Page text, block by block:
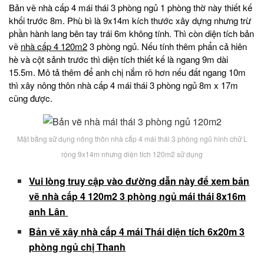
Bản vẽ nhà cấp 4 mái thái 3 phòng ngủ 1 phòng thờ này thiết kế
khối trước 8m. Phù bì là 9x14m kích thước xây dựng nhưng trừ
phần hành lang bên tay trái 6m không tính. Thì còn diện tích bản
vẽ nhà cấp 4 120m23 phòng ngủ. Nếu tính thêm phẩn cả hiên
hè và cột sảnh trước thì diện tích thiết kế là ngang 9m dài
15.5m. Mô tả thêm để anh chị nắm rõ hơn nếu đất ngang 10m
thì xây nông thôn nhà cấp 4 mái thái 3 phòng ngủ 8m x 17m
cũng được.
Mặt bằng sử dụng nông thôn nhà cấp 4 mái thái 3 phòng ngủ hình chữ L
rộng 9x14m nhưng diện tích 120m2 sử dụng
Vui lòng truy cập vào đường dẫn này để xem bản
vẽ nhà cấp 4 120m2 3 phòng ngủ mái thái 8x16m
anh Lân
Bản vẽ xây nhà cấp 4 mái Thái diện tích 6x20m 3
phòng ngủ chị Thanh